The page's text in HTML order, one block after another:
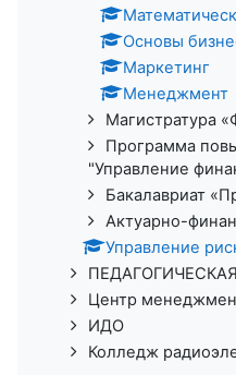
Основы
Маркетинг
Менеджмент
Магистратура
Программа
"Управление
Бакалавриат
Актуарно-
Управление
Центр
ИДО
Колледж